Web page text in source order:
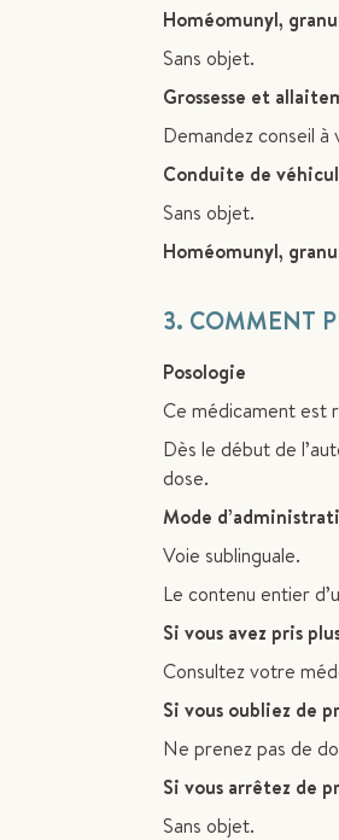
Homéomunyl,
Sans objet.
Grossesse et
Demandez conseil
Conduite de
Sans objet.
Homéomunyl,
3. COMMENT
Posologie
Ce médicament est
Dès le début de
dose.
Mode
Voie sublinguale.
Le contenu entier
Si vous avez pris
Consultez votre
Si vous oubliez de
Ne prenez pas de
Si vous arrêtez de
Sans objet.